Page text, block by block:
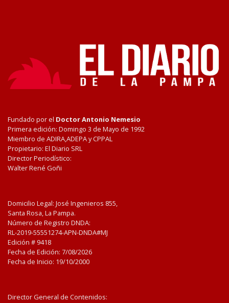
Fundado por el Doctor Antonio Nemesio
Primera edición: Domingo 3 de Mayo de 1992
Miembro de ADIRA,ADEPA y CPPAL
Propietario: El Diario SRL
Director Periodístico:
Walter René Goñi
Domicilio Legal: José Ingenieros 855,
Santa Rosa, La Pampa.
Número de Registro DNDA:
RL-2019-55551274-APN-DNDA#MJ
Edición # 9418
Fecha de Edición: 7/08/2026
Fecha de Inicio: 19/10/2000
Director General de Contenidos: